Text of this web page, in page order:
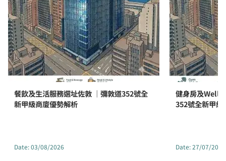
餐飲及生活服務選址佐敦 ｜彌敦道352號全
新甲級商廈優勢解析
Date:03/08/2026
健身房及
352號全新甲級
Date:27/07/2026